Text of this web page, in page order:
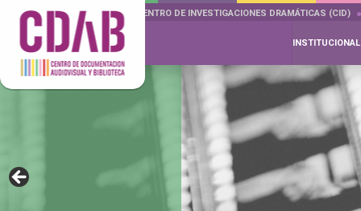
DOCUMENTA DRAMÁTICAS CENTRO DE INVESTIGACIONES DRAMÁTICAS (CID)
INSTITUCIONAL